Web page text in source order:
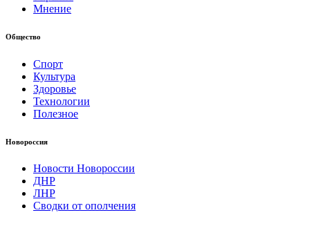
Мнение
Общество
Спорт
Культура
Здоровье
Технологии
Полезное
Новороссия
Новости Новороссии
ДНР
ЛНР
Сводки от ополчения